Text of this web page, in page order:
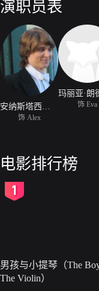
演职员表
饰 Alex
饰 Eva
电影排行榜
男孩与小提琴（The
The Violin）